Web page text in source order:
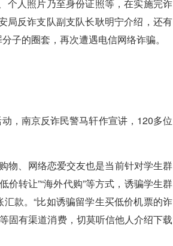
人照片乃至身份证照等，在实施完诈
局反诈支队副支队长耿明宁介绍，还有
子的圈套，再次遭遇电信网络诈骗。
，南京反诈民警马轩作宣讲，120多位
、网络恋爱交友也是当前针对学生群
价转让”“海外代购”等方式，诱骗学生群
款。“比如诱骗留学生买低价机票的诈
固有渠道消费，切莫听信他人介绍下载